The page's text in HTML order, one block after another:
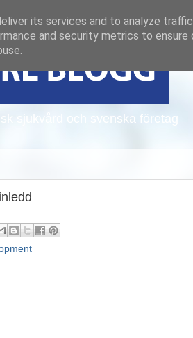
sjukvård och svenska företag
its services and to analyze
and security metrics to